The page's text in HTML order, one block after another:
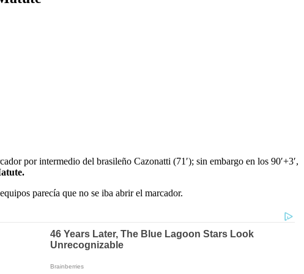
por intermedio del brasileño Cazonatti (71′); sin embargo en los 90′+3′,
parecía que no se iba abrir el marcador.